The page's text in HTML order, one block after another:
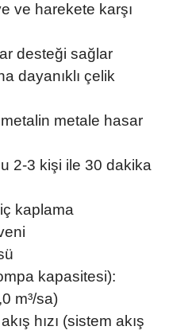
ve harekete karşı
desteği sağlar
dayanıklı çelik
metale hasar
2-3 kişi ile 30 dakika
kaplama
kapasitesi):
m³/sa)
hızı (sistem akış